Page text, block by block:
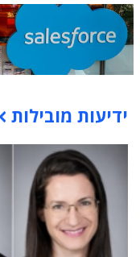
תוכן פרסומי
ידיעות מובילות